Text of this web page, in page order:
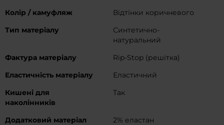
Колір / камуфляж
Відтінки коричневого
Тип матеріалу
Синтетично-
натуральний
Фактура матеріалу
Rip-Stop (решітка)
Еластичність матеріалу
Еластичний
Кишені для
наколінників
Так
Додатковий матеріал
2% еластан